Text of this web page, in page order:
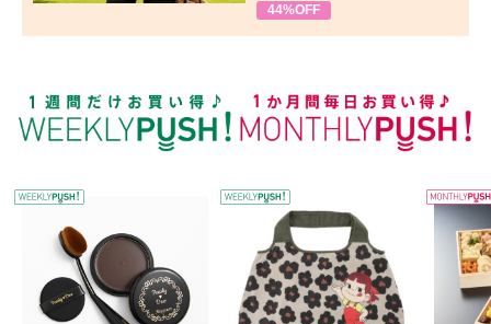
44%OFF
WEEKLY PUSH